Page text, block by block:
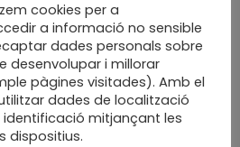
d’aniversari
cookies per a
a informació no sensible
dades personals sobre
desenvolupar i millorar
pàgines visitades). Amb el
dades de localització
mitjançant les
dispositius.